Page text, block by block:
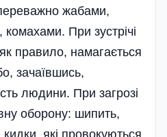
жабами,
При зустрічі
правило, намагається
зачаївшись,
людини. При загрозі
оборону: шипить,
які провокуються